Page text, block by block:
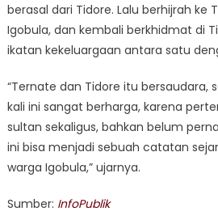
berasal dari Tidore. Lalu berhijrah ke
Igobula, dan kembali berkhidmat di
ikatan kekeluargaan antara satu
“Ternate dan Tidore itu
kali ini sangat berharga, karena
sultan sekaligus, bahkan belum
ini bisa menjadi sebuah catatan
warga Igobula,” ujarnya.
Sumber: InfoPublik